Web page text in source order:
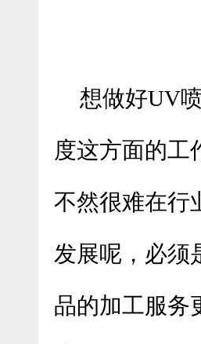
想做好UV喷
度这方面的工
不然很难在行
发展呢，必须
品的加工服务